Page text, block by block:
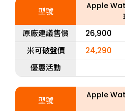
型號
Apple
原廠建議售價
26,900
米可破盤價
24,290
優惠活動
型號
Apple